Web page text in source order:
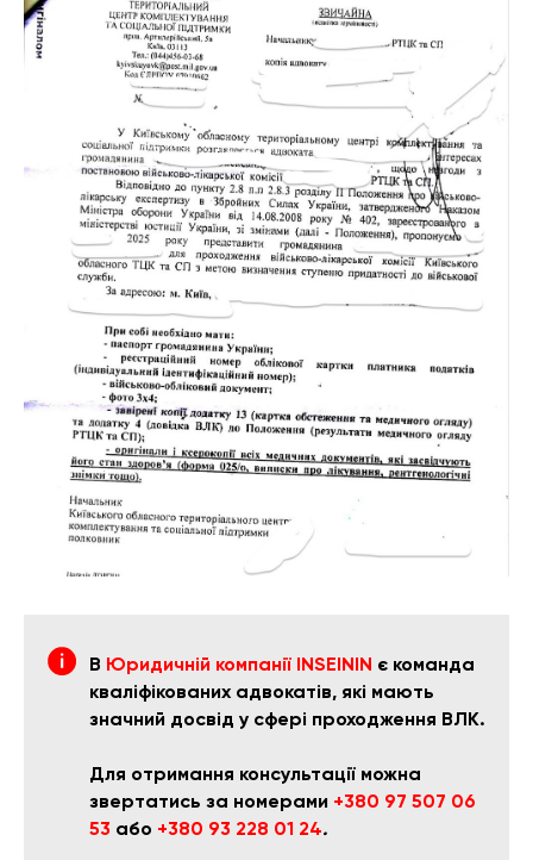
В Юридичній компанії INSEININ є команда
кваліфікованих адвокатів, які мають
значний досвід у сфері проходження ВЛК.
Для отримання консультації можна
звертатись за номерами +380 97 507 06
53 або +380 93 228 01 24.